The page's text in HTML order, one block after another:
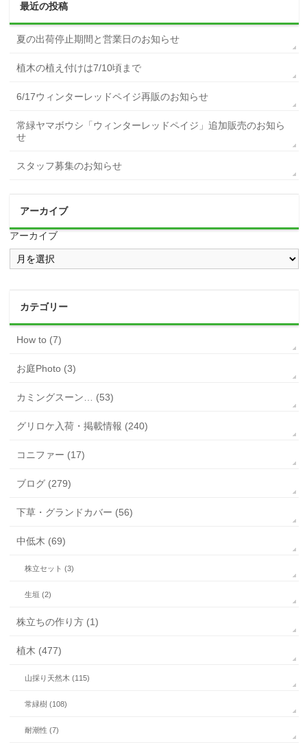
最近の投稿
夏の出荷停止期間と営業日のお知らせ
植木の植え付けは7/10頃まで
6/17ウィンターレッドペイジ再販のお知らせ
常緑ヤマボウシ「ウィンターレッドペイジ」追加販売のお知ら
せ
スタッフ募集のお知らせ
アーカイブ
アーカイブ
カテゴリー
How to (7)
お庭Photo (3)
カミングスーン… (53)
グリロケ入荷・掲載情報 (240)
コニファー (17)
ブログ (279)
下草・グランドカバー (56)
中低木 (69)
株立セット (3)
生垣 (2)
株立ちの作り方 (1)
植木 (477)
山採り天然木 (115)
常緑樹 (108)
耐潮性 (7)